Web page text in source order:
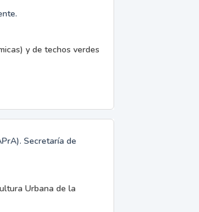
y de techos verdes
Secretaría de
Urbana de la